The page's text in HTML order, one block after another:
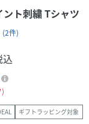
ト刺繍 Tシャツ
(2件)
込
ギフトラッピング対象